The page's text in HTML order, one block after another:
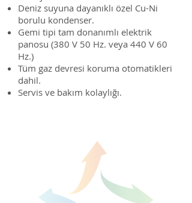
Deniz suyuna dayanıklı özel Cu-Ni
borulu kondenser.
Gemi tipi tam donanımlı elektrik
panosu (380 V 50 Hz. veya 440 V 60
Hz.)
Tüm gaz devresi koruma otomatikleri
dahil.
Servis ve bakım kolaylığı.